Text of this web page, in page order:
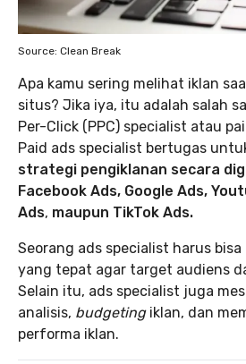
Source: Clean Break
Apa kamu sering melihat iklan
situs? Jika iya, itu adalah salah
Per-Click (PPC) specialist atau
Paid ads specialist bertugas
strategi pengiklanan secara
Facebook Ads, Google Ads,
Ads, maupun TikTok Ads.
Seorang ads specialist harus
yang tepat agar target audiens
Selain itu, ads specialist juga
analisis, budgetingiklan, dan
performa iklan.